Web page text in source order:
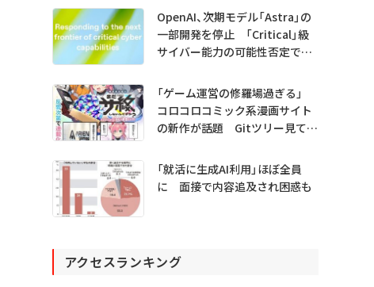
OpenAI、次期モデル「Astra」の
一部開発を停止 「Critical」級
サイバー能力の可能性否定でき
「ゲーム運営の修羅場過ぎる」
コロコロコミック系漫画サイト
の新作が話題 Gitツリー見てガ
「就活に生成AI利用」ほぼ全員
に 面接で内容追及され困惑も
アクセスランキング